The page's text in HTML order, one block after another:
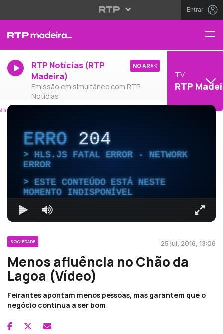
Entrar
RTP Notícias (RTP
Madeira)
Emissão em simultâneo com RTP
Notícias
NO AR
TV
RTP
ERRO204
HLS.JS FATAL ERROR - NETWORK
ERROR
ESTE CONTEÚDO ESTÁ NESTE
MOMENTO INDISPONÍVEL
SOCIEDADE 25 jul, 2016, 13:06
Menos afluência no Chão da
Lagoa (Vídeo)
Feirantes apontam menos pessoas, mas garantem que o
negócio continua a ser bom